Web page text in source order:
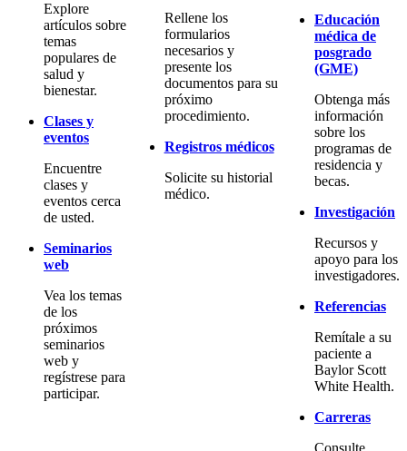
Explore
artículos sobre
temas
populares de
salud y
bienestar.
Clases y
eventos
Encuentre
clases y
eventos cerca
de usted.
Seminarios
web
Vea los temas
de los
próximos
seminarios
web y
regístrese para
participar.
Rellene los
formularios
necesarios y
presente los
documentos para su
próximo
procedimiento.
Registros médicos
Solicite su historial
médico.
Educación
médica de
posgrado
(GME)
Obtenga más
información
sobre los
programas de
residencia y
becas.
Investigación
Recursos y
apoyo para los
investigadores.
Referencias
Remítale a su
paciente a
Baylor Scott
White Health.
Carreras
Consulte